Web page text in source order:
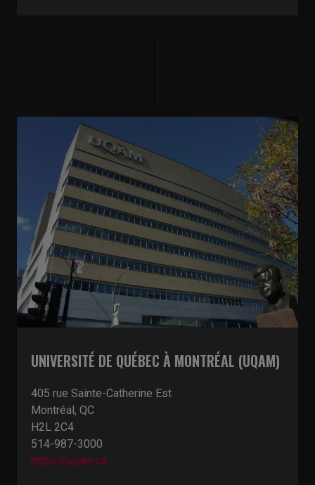
UNIVERSITÉ DE QUÉBEC À MONTRÉAL (UQAM)
405 rue Sainte-Catherine Est
Montréal, QC
H2L 2C4
514-987-3000
https://uqam.ca